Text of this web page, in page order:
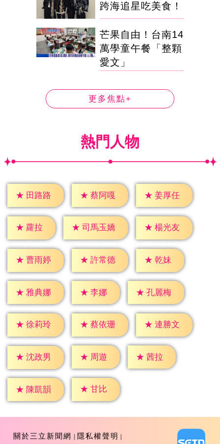
跨海追星吃美食！
芒果自由！台南14
萬學童午餐「整顆
愛文」
更多焦點+
熱門人物
★ 田路路 ★ 蔡阿嘎 ★ 姜厚任
★ 蘿拉 ★ 司馬玉嬌 ★ 楊光友
★ 曹雨婷 ★ 許常德 ★ 乾妹
★ 雅典娜 ★ 李娜 ★ 孔麗梅
★ 徐莉玲 ★ 蔡依珊 ★ 連勝文
★ 沈政男 ★ 周遊 ★ 茜拉
★ 陳凱韻 ★ 甘比
關於三立新聞網 隱私權聲明